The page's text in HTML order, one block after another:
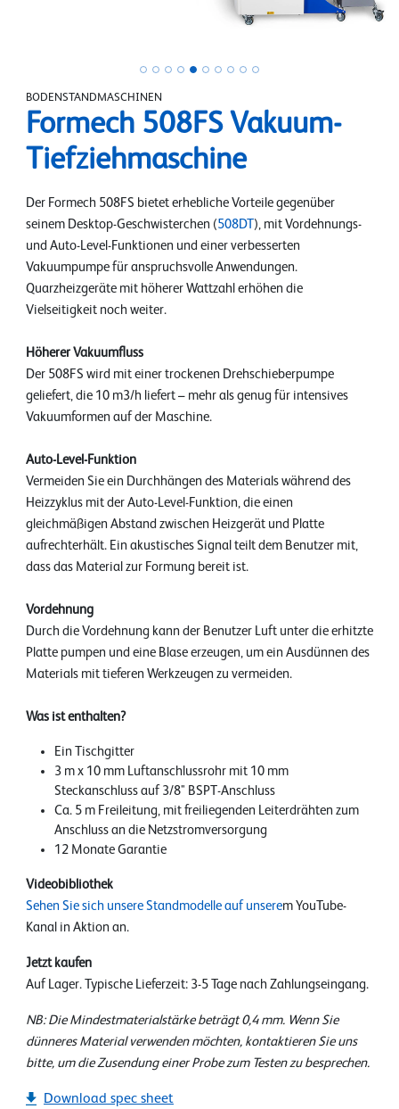
BODENSTANDMASCHINEN
Formech 508FS Vakuum-
Tiefziehmaschine
Der Formech 508FS bietet erhebliche Vorteile gegenüber
seinem Desktop-Geschwisterchen (508DT), mit Vordehnungs-
und Auto-Level-Funktionen und einer verbesserten
Vakuumpumpe für anspruchsvolle Anwendungen.
Quarzheizgeräte mit höherer Wattzahl erhöhen die
Vielseitigkeit noch weiter.
Höherer Vakuumfluss
Der 508FS wird mit einer trockenen Drehschieberpumpe
geliefert, die 10 m3/h liefert – mehr als genug für intensives
Vakuumformen auf der Maschine.
Auto-Level-Funktion
Vermeiden Sie ein Durchhängen des Materials während des
Heizzyklus mit der Auto-Level-Funktion, die einen
gleichmäßigen Abstand zwischen Heizgerät und Platte
aufrechterhält. Ein akustisches Signal teilt dem Benutzer mit,
dass das Material zur Formung bereit ist.
Vordehnung
Durch die Vordehnung kann der Benutzer Luft unter die erhitzte
Platte pumpen und eine Blase erzeugen, um ein Ausdünnen des
Materials mit tieferen Werkzeugen zu vermeiden.
Was ist enthalten?
Ein Tischgitter
3 m x 10 mm Luftanschlussrohr mit 10 mm
Steckanschluss auf 3/8" BSPT-Anschluss
Ca. 5 m Freileitung, mit freiliegenden Leiterdrähten zum
Anschluss an die Netzstromversorgung
12 Monate Garantie
Videobibliothek
Sehen Sie sich unsere Standmodelle auf unserem YouTube-
Kanal in Aktion an.
Jetzt kaufen
Auf Lager. Typische Lieferzeit: 3-5 Tage nach Zahlungseingang.
NB: Die Mindestmaterialstärke beträgt 0,4 mm. Wenn Sie
dünneres Material verwenden möchten, kontaktieren Sie uns
bitte, um die Zusendung einer Probe zum Testen zu besprechen.
Download spec sheet